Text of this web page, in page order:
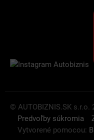
© AUTOBIZNIS.SK s.r.o.
Predvoľby súkromia
Vytvorené pomocou: